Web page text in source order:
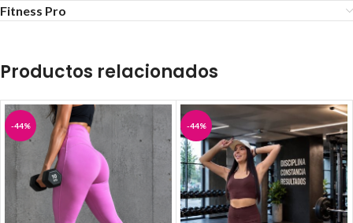
Fitness Pro
Productos relacionados
-44% -44%